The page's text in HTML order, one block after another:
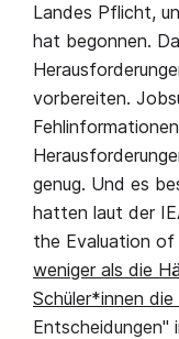
Landes Pflicht,
hat begonnen.
vorbereiten.
genug. Und es
hatten laut der
the Evaluation of
weniger als die
Schüler*innen
Entscheidungen"